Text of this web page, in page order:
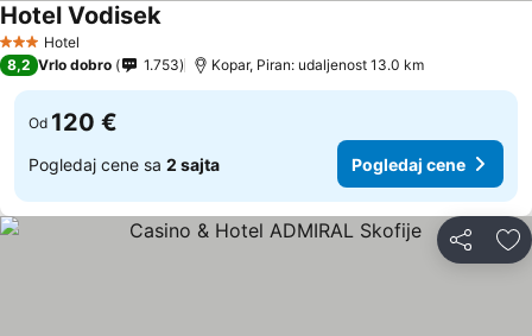
3 Zvezdice
Hotel
Hotel Vodisek
8,2 Vrlo dobro 1.753 Kopar, Piran: udaljenost 13.0 km
Od 120 €
Pogledaj cene sa 2 sajta Pogledaj cene
Deli